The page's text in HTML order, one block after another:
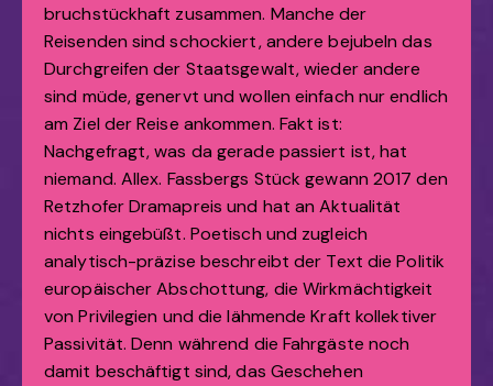
bruchstückhaft zusammen. Manche der
Reisenden sind schockiert, andere bejubeln das
Durchgreifen der Staatsgewalt, wieder andere
sind müde, genervt und wollen einfach nur endlich
am Ziel der Reise ankommen. Fakt ist:
Nachgefragt, was da gerade passiert ist, hat
niemand. Allex. Fassbergs Stück gewann 2017 den
Retzhofer Dramapreis und hat an Aktualität
nichts eingebüßt. Poetisch und zugleich
analytisch-präzise beschreibt der Text die Politik
europäischer Abschottung, die Wirkmächtigkeit
von Privilegien und die lähmende Kraft kollektiver
Passivität. Denn während die Fahrgäste noch
damit beschäftigt sind, das Geschehen